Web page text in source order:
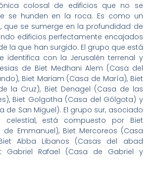
colosal de edificios que no se
se hunden en la roca. Es como un
que se sumerge en la profundidad de
edificios perfectamente encajados
la que han surgido. El grupo que está
identifica con la Jerusalén terrenal y
de Biet Medhani Alem (Casa del
Biet Mariam (Casa de María), Biet
la Cruz), Biet Denagel (Casa de las
Biet Golgotha (Casa del Gólgota) y
de San Miguel). El grupo sur, asociado
celestial, está compuesto por Biet
de Emmanuel), Biet Mercoreos (Casa
Abba Libanos (Casas del abad
Gabriel Rafael (Casa de Gabriel y